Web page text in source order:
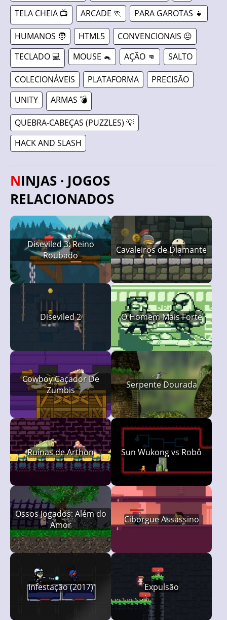
TELA CHEIA 📺 ARCADE 🏃 PARA GAROTAS 👧
HUMANOS 🧑 HTML5
CONVENCIONAIS 😐
TECLADO 💻
MOUSE 🐁 AÇÃO 👊 SALTO
COLECIONÁVEIS PLATAFORMA
PRECISÃO
UNITY
ARMAS 💣
QUEBRA-CABEÇAS (PUZZLES) 💡
HACK AND SLASH
NINJAS · JOGOS
RELACIONADOS
Diseviled 3: Reino
Roubado
Cavaleiros de Diamante
Diseviled 2 O Homem Mais Forte
Cowboy Caçador De
Zumbis
Serpente Dourada
Ruínas de Arthon Sun Wukong vs Robô
Ossos Jogados: Além do
Amor
Ciborgue Assassino
Infestação (2017) Expulsão